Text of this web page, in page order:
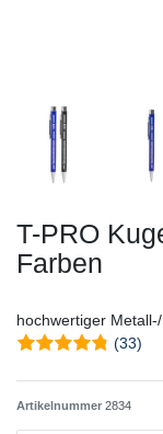
T-PRO
Farben
hochwertiger
(33)
Artikelnummer 2834